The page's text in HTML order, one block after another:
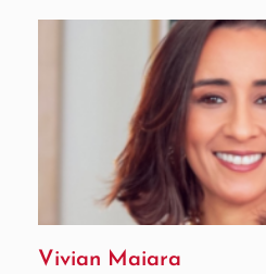
Vivian Maiara